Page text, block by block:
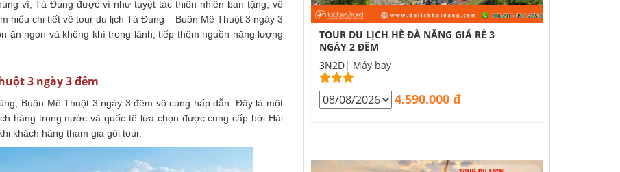
vĩ, Tà Đùng được ví như tuyệt tác thiên nhiên ban tặng, vô
hiểu chi tiết về tour du lịch Tà Đùng – Buôn Mê Thuột 3 ngày 3
ăn ngon và không khí trong lành, tiếp thêm nguồn năng lượng
3 ngày 3 đêm
Buôn Mê Thuột 3 ngày 3 đêm vô cùng hấp dẫn. Đây là một
hàng trong nước và quốc tế lựa chọn được cung cấp bởi Hải
khách hàng tham gia gói tour.
TOUR DU LỊCH HÈ ĐÀ NẴNG GIÁ RẺ 3
NGÀY 2 ĐÊM
3N2D| Máy bay
4.590.000 đ